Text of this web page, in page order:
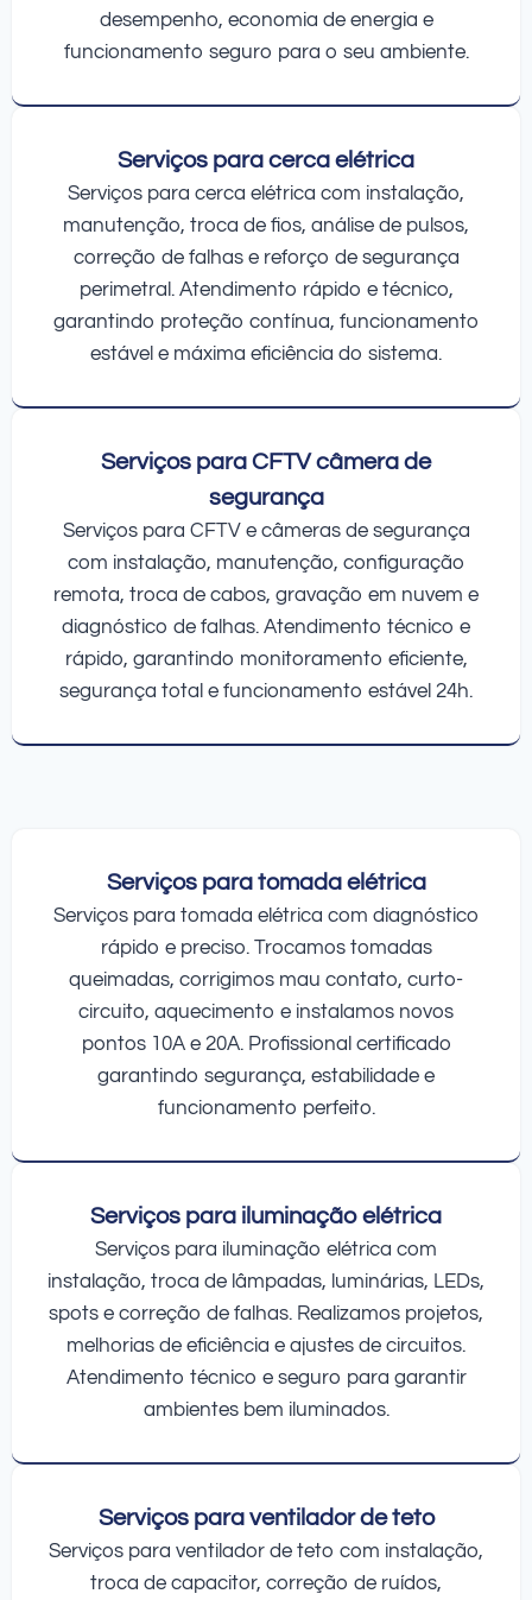
desempenho, economia de energia e
funcionamento seguro para o seu ambiente.
Serviços para cerca elétrica
Serviços para cerca elétrica com instalação,
manutenção, troca de fios, análise de pulsos,
correção de falhas e reforço de segurança
perimetral. Atendimento rápido e técnico,
garantindo proteção contínua, funcionamento
estável e máxima eficiência do sistema.
Serviços para CFTV câmera de
segurança
Serviços para CFTV e câmeras de segurança
com instalação, manutenção, configuração
remota, troca de cabos, gravação em nuvem e
diagnóstico de falhas. Atendimento técnico e
rápido, garantindo monitoramento eficiente,
segurança total e funcionamento estável 24h.
Serviços para tomada elétrica
Serviços para tomada elétrica com diagnóstico
rápido e preciso. Trocamos tomadas
queimadas, corrigimos mau contato, curto-
circuito, aquecimento e instalamos novos
pontos 10A e 20A. Profissional certificado
garantindo segurança, estabilidade e
funcionamento perfeito.
Serviços para iluminação elétrica
Serviços para iluminação elétrica com
instalação, troca de lâmpadas, luminárias, LEDs,
spots e correção de falhas. Realizamos projetos,
melhorias de eficiência e ajustes de circuitos.
Atendimento técnico e seguro para garantir
ambientes bem iluminados.
Serviços para ventilador de teto
Serviços para ventilador de teto com instalação,
troca de capacitor, correção de ruídos,